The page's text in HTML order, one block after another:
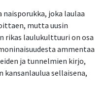
joka laulaa
mutta uusin
rikas laulukulttuuri on osa
ammentaa
ja tunnelmien kirjo,
kansanlaulua sellaisena,